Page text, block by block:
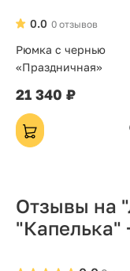
0 отзывов
0.0
Рюмка с чернью
«Праздничная»
21 340 ₽
Отзывы на
"Капелька"